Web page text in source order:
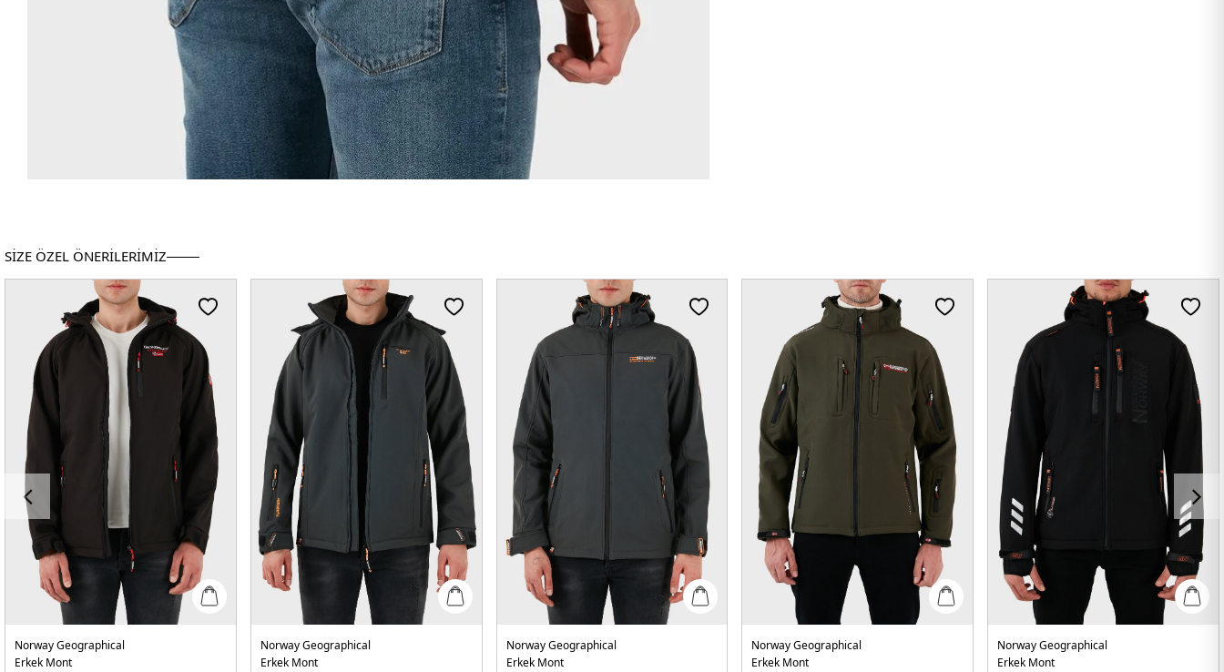
SİZE ÖZEL ÖNERİLERİMİZ
Norway Geographical
Erkek Mont
Norway Geographical
Erkek Mont
Norway Geographical
Erkek Mont
Norway Geographical
Erkek Mont
Norway Geographical
Erkek Mont